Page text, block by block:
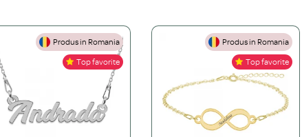
selecționate: Argint 925, Aur de 14K și Oțel inoxidabil.
față de una din aur masiv?
de aur galben de 24K, aur roz sau platină peste o bază solidă de
vs. Aur vs. Oțel Inoxidabil)
Produs in Romania
Top favorite
Produs in Romania
Top favorite